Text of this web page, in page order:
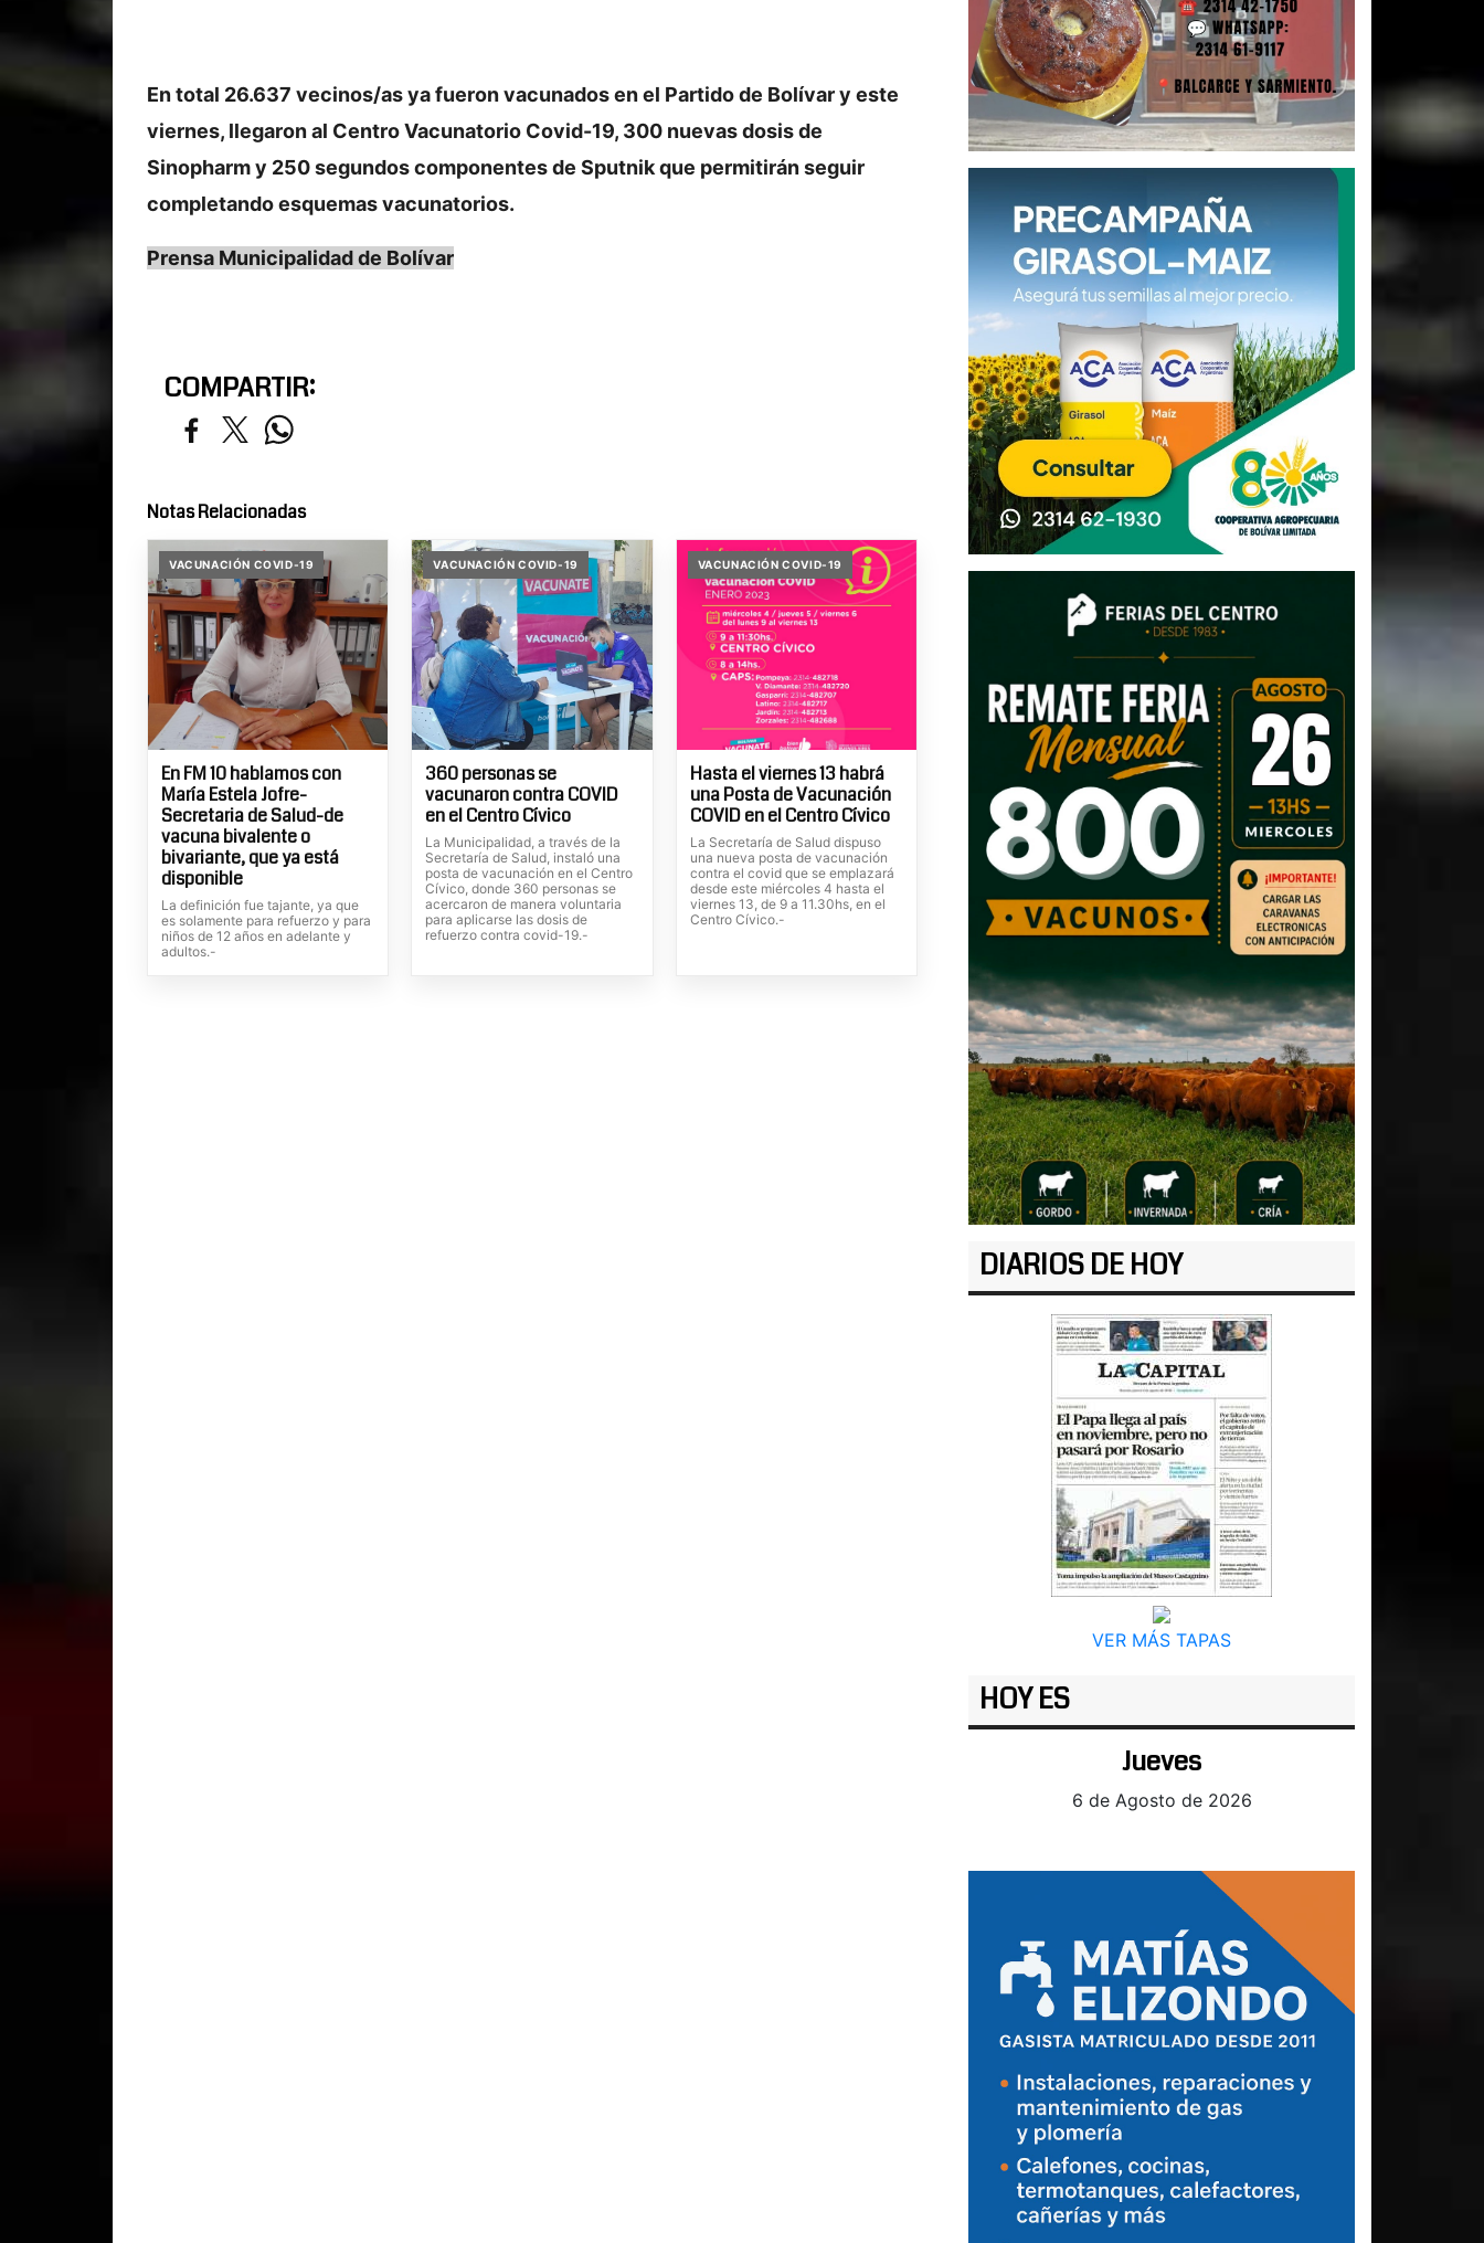
En total 26.637 vecinos/as ya fueron vacunados en el Partido de Bolívar y este
viernes, llegaron al Centro Vacunatorio Covid-19, 300 nuevas dosis de
Sinopharm y 250 segundos componentes de Sputnik que permitirán seguir
completando esquemas vacunatorios.
Prensa Municipalidad de Bolívar
COMPARTIR:
Notas Relacionadas
VACUNACIÓN COVID-19
En FM 10 hablamos con
María Estela Jofre-
Secretaria de Salud-de
vacuna bivalente o
bivariante, que ya está
disponible
La definición fue tajante, ya que
es solamente para refuerzo y para
niños de 12 años en adelante y
adultos.-
VACUNACIÓN COVID-19
360 personas se
vacunaron contra COVID
en el Centro Cívico
La Municipalidad, a través de la
Secretaría de Salud, instaló una
posta de vacunación en el Centro
Cívico, donde 360 personas se
acercaron de manera voluntaria
para aplicarse las dosis de
refuerzo contra covid-19.-
VACUNACIÓN COVID-19
Hasta el viernes 13 habrá
una Posta de Vacunación
COVID en el Centro Cívico
La Secretaría de Salud dispuso
una nueva posta de vacunación
contra el covid que se emplazará
desde este miércoles 4 hasta el
viernes 13, de 9 a 11.30hs, en el
Centro Cívico.-
DIARIOS DE HOY
VER MÁS TAPAS
HOY ES
Jueves
6 de Agosto de 2026